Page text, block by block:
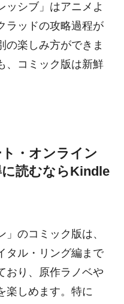
ッシブ」はアニメよ
ラッドの攻略過程が
の楽しみ方ができま
、コミック版は新鮮
・オンライン
に読むならKindle
」のコミック版は、
タル・リング編まで
おり、原作ラノベや
楽しめます。特に